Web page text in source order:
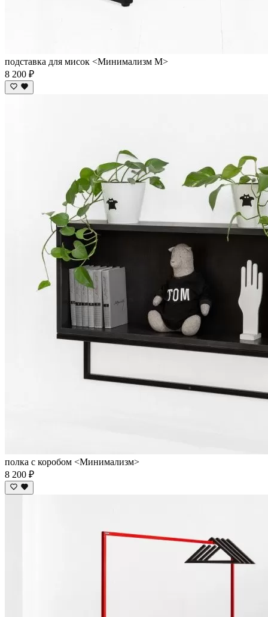
подставка для мисок <Минимализм M>
8 200 ₽
полка с коробом <Минимализм>
8 200 ₽